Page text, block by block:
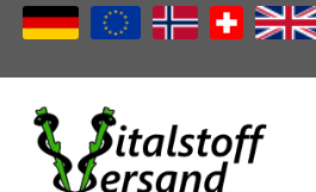
Vai
alla
navigazione
Vai
contenuto